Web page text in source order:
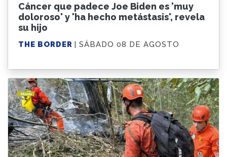
Cáncer que padece Joe Biden es 'muy
doloroso' y 'ha hecho metástasis', revela
su hijo
THE BORDER | SÁBADO 08 DE AGOSTO